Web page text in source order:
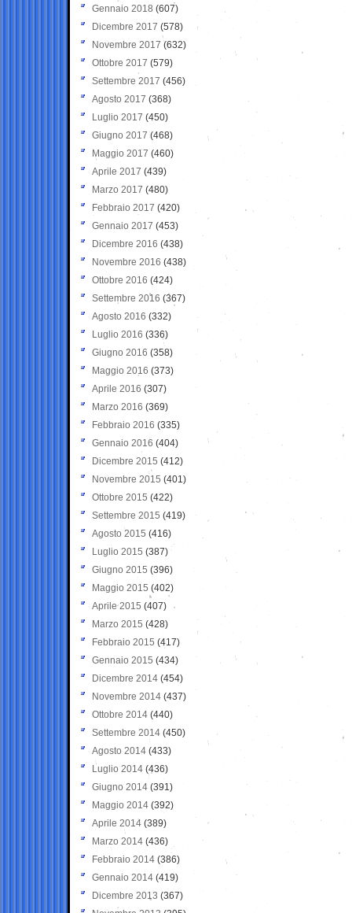
Gennaio 2018 (607)
Dicembre 2017 (578)
Novembre 2017 (632)
Ottobre 2017 (579)
Settembre 2017 (456)
Agosto 2017 (368)
Luglio 2017 (450)
Giugno 2017 (468)
Maggio 2017 (460)
Aprile 2017 (439)
Marzo 2017 (480)
Febbraio 2017 (420)
Gennaio 2017 (453)
Dicembre 2016 (438)
Novembre 2016 (438)
Ottobre 2016 (424)
Settembre 2016 (367)
Agosto 2016 (332)
Luglio 2016 (336)
Giugno 2016 (358)
Maggio 2016 (373)
Aprile 2016 (307)
Marzo 2016 (369)
Febbraio 2016 (335)
Gennaio 2016 (404)
Dicembre 2015 (412)
Novembre 2015 (401)
Ottobre 2015 (422)
Settembre 2015 (419)
Agosto 2015 (416)
Luglio 2015 (387)
Giugno 2015 (396)
Maggio 2015 (402)
Aprile 2015 (407)
Marzo 2015 (428)
Febbraio 2015 (417)
Gennaio 2015 (434)
Dicembre 2014 (454)
Novembre 2014 (437)
Ottobre 2014 (440)
Settembre 2014 (450)
Agosto 2014 (433)
Luglio 2014 (436)
Giugno 2014 (391)
Maggio 2014 (392)
Aprile 2014 (389)
Marzo 2014 (436)
Febbraio 2014 (386)
Gennaio 2014 (419)
Dicembre 2013 (367)